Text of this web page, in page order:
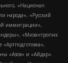
«Национал-
народа», «Русский
иммиграции»,
«Мизантропик
«Азов» и «Айдар».